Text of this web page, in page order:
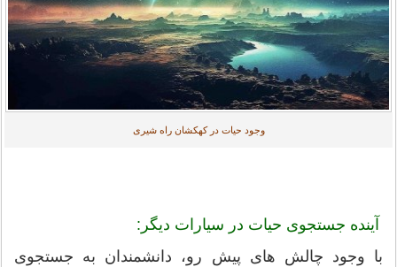
وجود حیات در کهکشان راه شیری
آینده جستجوی حیات در سیارات دیگر:
با وجود چالش های پیش رو، دانشمندان به جستجوی